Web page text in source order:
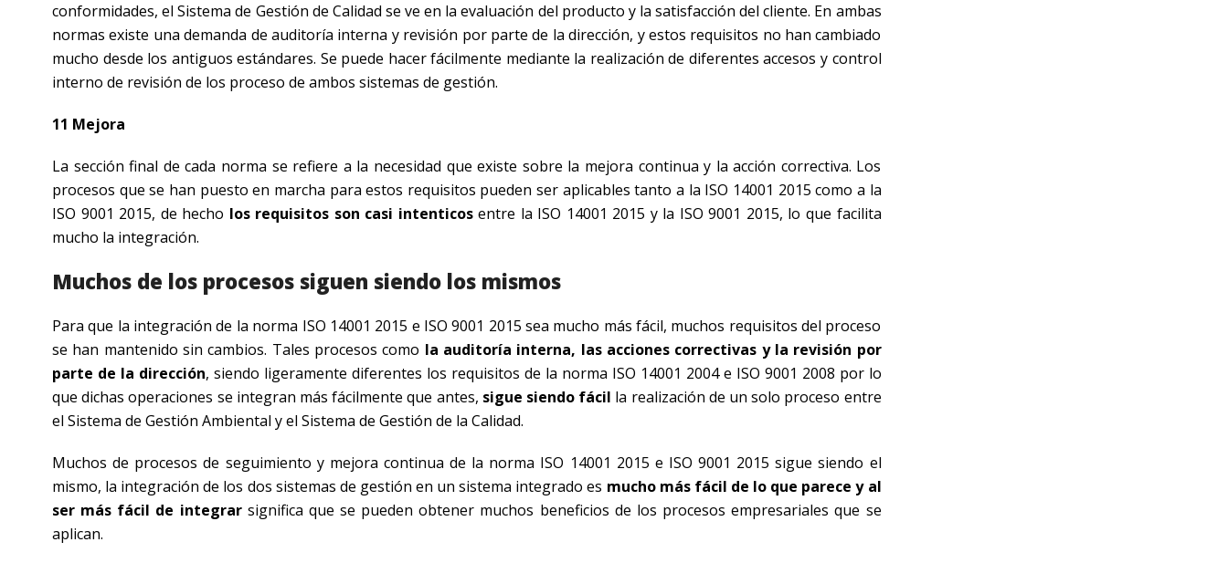
conformidades, el Sistema de Gestión de Calidad se ve en la evaluación del producto y la satisfacción del cliente. En ambas
normas existe una demanda de auditoría interna y revisión por parte de la dirección, y estos requisitos no han cambiado
mucho desde los antiguos estándares. Se puede hacer fácilmente mediante la realización de diferentes accesos y control
interno de revisión de los proceso de ambos sistemas de gestión.
11 Mejora
La sección final de cada norma se refiere a la necesidad que existe sobre la mejora continua y la acción correctiva. Los
procesos que se han puesto en marcha para estos requisitos pueden ser aplicables tanto a la ISO 14001 2015 como a la
ISO 9001 2015, de hecho los requisitos son casi intenticosentre la ISO 14001 2015 y la ISO 9001 2015, lo que facilita
mucho la integración.
Muchos de los procesos siguen siendo los mismos
Para que la integración de la norma ISO 14001 2015 e ISO 9001 2015 sea mucho más fácil, muchos requisitos del proceso
se han mantenido sin cambios. Tales procesos como la auditoría interna, las acciones correctivas y la revisión por
parte de la dirección, siendo ligeramente diferentes los requisitos de la norma ISO 14001 2004 e ISO 9001 2008 por lo
que dichas operaciones se integran más fácilmente que antes, sigue siendo fácil la realización de un solo proceso entre
el Sistema de Gestión Ambiental y el Sistema de Gestión de la Calidad.
Muchos de procesos de seguimiento y mejora continua de la norma ISO 14001 2015 e ISO 9001 2015 sigue siendo el
mismo, la integración de los dos sistemas de gestión en un sistema integrado es mucho más fácil de lo que parece y al
ser más fácil de integrarsignifica que se pueden obtener muchos beneficios de los procesos empresariales que se
aplican.